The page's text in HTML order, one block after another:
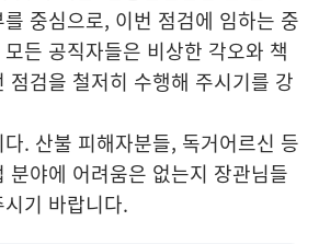
중심으로, 이번 점검에 임하는 중
든 공직자들은 비상한 각오와 책
점검을 철저히 수행해 주시기를 강
. 산불 피해자분들, 독거어르신 등
분야에 어려움은 없는지 장관님들
기 바랍니다.